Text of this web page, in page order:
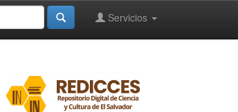
Servicios